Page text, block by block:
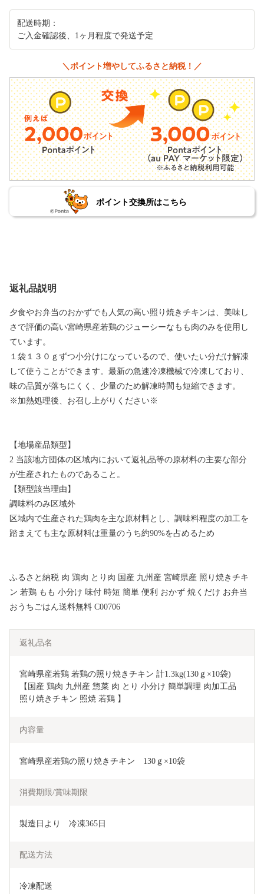
配送時期：
ご入金確認後、1ヶ月程度で発送予定
＼ポイント増やしてふるさと納税！／
ポイント交換所はこちら
返礼品説明
夕食やお弁当のおかずでも人気の高い照り焼きチキンは、美味し
さで評価の高い宮崎県産若鶏のジューシーなもも肉のみを使用し
ています。
１袋１３０ｇずつ小分けになっているので、使いたい分だけ解凍
して使うことができます。最新の急速冷凍機械で冷凍しており、
味の品質が落ちにくく、少量のため解凍時間も短縮できます。
※加熱処理後、お召し上がりください※
【地場産品類型】
2 当該地方団体の区域内において返礼品等の原材料の主要な部分
が生産されたものであること。
【類型該当理由】
調味料のみ区域外
区域内で生産された鶏肉を主な原材料とし、調味料程度の加工を
踏まえても主な原材料は重量のうち約90%を占めるため
ふるさと納税 肉 鶏肉 とり肉 国産 九州産 宮崎県産 照り焼きチキ
ン 若鶏 もも 小分け 味付 時短 簡単 便利 おかず 焼くだけ お弁当
おうちごはん送料無料 C00706
返礼品名
宮崎県産若鶏 若鶏の照り焼きチキン 計1.3kg(130ｇ×10袋)
【国産 鶏肉 九州産 惣菜 肉 とり 小分け 簡単調理 肉加工品
照り焼きチキン 照焼 若鶏 】
内容量
宮崎県産若鶏の照り焼きチキン　130ｇ×10袋
消費期限/賞味期限
製造日より　冷凍365日
配送方法
冷凍配送